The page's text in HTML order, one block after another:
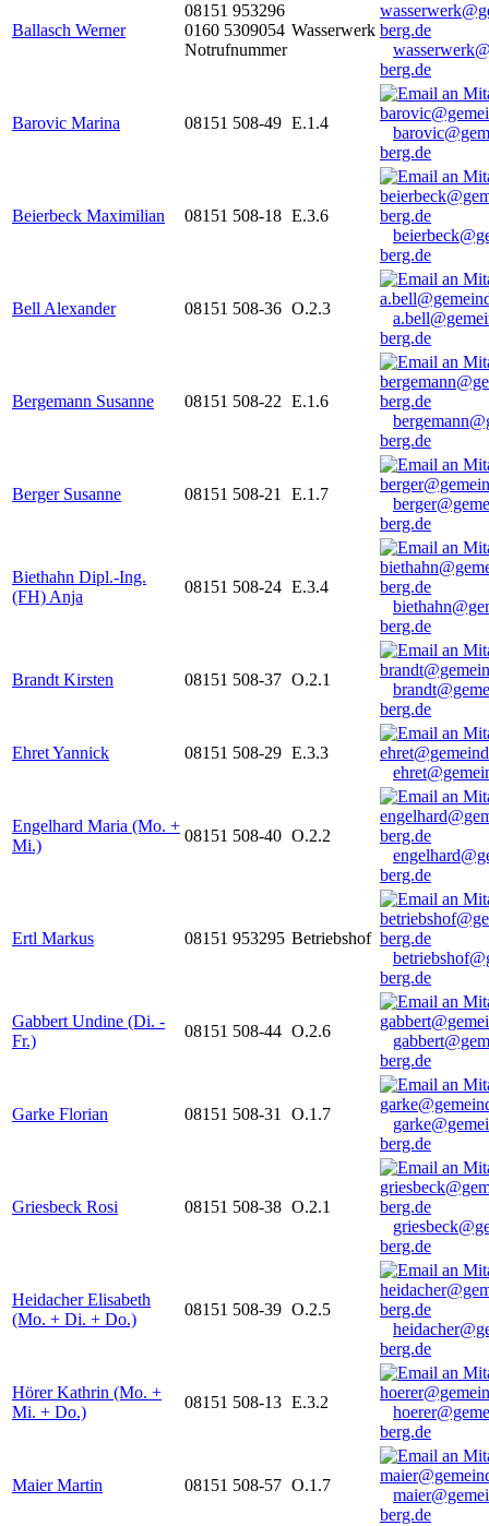
Ballasch Werner
08151 953296
0160 5309054
Notrufnummer
Wasserwerk
berg.de
Barovic Marina 08151 508-49 E.1.4
berg.de
Beierbeck Maximilian 08151 508-18 E.3.6
berg.de
Bell Alexander 08151 508-36 O.2.3
berg.de
Bergemann Susanne 08151 508-22 E.1.6
berg.de
Berger Susanne 08151 508-21 E.1.7
berg.de
Biethahn Dipl.-Ing.
(FH) Anja
08151 508-24 E.3.4
berg.de
Brandt Kirsten 08151 508-37 O.2.1
berg.de
Ehret Yannick 08151 508-29 E.3.3
Engelhard Maria (Mo. +
Mi.)
08151 508-40 O.2.2
berg.de
Ertl Markus 08151 953295 Betriebshof
berg.de
Gabbert Undine (Di. -
Fr.)
08151 508-44 O.2.6
berg.de
Garke Florian 08151 508-31 O.1.7
berg.de
Griesbeck Rosi 08151 508-38 O.2.1
berg.de
Heidacher Elisabeth
(Mo. + Di. + Do.)
08151 508-39 O.2.5
berg.de
Hörer Kathrin (Mo. +
Mi. + Do.)
08151 508-13 E.3.2
berg.de
Maier Martin 08151 508-57 O.1.7
berg.de